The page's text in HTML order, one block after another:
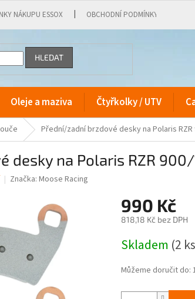
NÁKUPU ESSOX OBCHODNÍ PODMÍNKY
HLEDAT
Oleje a maziva Čtyřkolky / UTV
Přední/zadní brzdové desky na Polaris RZR
desky na Polaris RZR
Značka: Moose Racing
990 Kč
818,18 Kč bez DPH
cena:
Skladem (2
Můžeme doručit do: